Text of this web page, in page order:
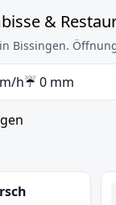
&
Bissingen.
h☔ 0 mm